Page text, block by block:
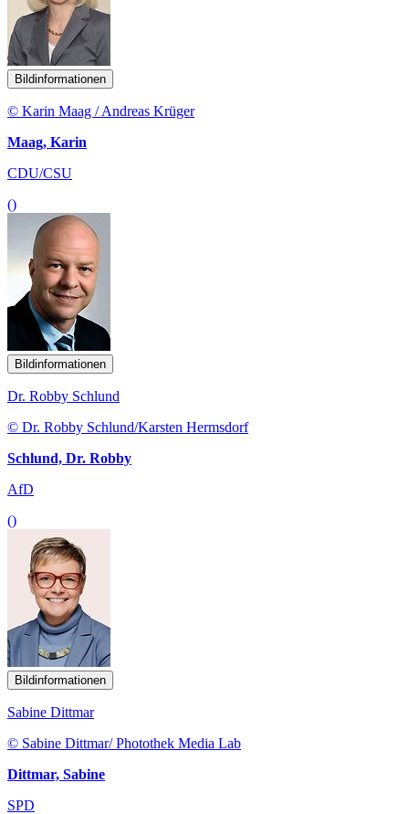
Bildinformationen
© Karin Maag / Andreas Krüger
Maag, Karin
CDU/CSU
()
Bildinformationen
Dr. Robby Schlund
© Dr. Robby Schlund/Karsten Hermsdorf
Schlund, Dr. Robby
AfD
()
Bildinformationen
Sabine Dittmar
© Sabine Dittmar/ Photothek Media Lab
Dittmar, Sabine
SPD